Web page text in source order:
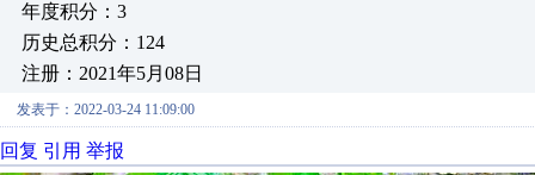
年度积分：3
历史总积分：124
注册：2021年5月08日
发表于：2022-03-24 11:09:00
回复 引用 举报